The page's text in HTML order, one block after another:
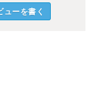
ューを書く